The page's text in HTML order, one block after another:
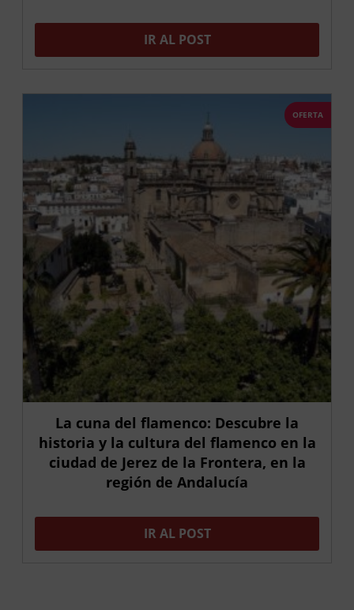
IR AL POST
OFERTA
La cuna del flamenco: Descubre la
historia y la cultura del flamenco en la
ciudad de Jerez de la Frontera, en la
región de Andalucía
IR AL POST